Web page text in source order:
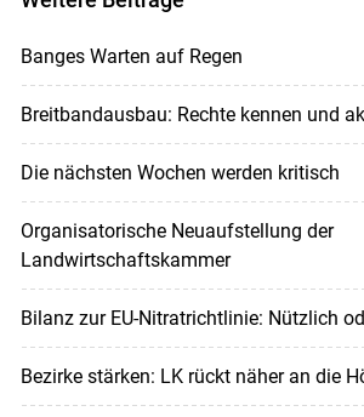
Banges Warten auf Regen
Breitbandausbau: Rechte kennen und
Die nächsten Wochen werden kritisch
Organisatorische Neuaufstellung der
Landwirtschaftskammer
Bilanz zur EU-Nitratrichtlinie: Nützlich
Bezirke stärken: LK rückt näher an die